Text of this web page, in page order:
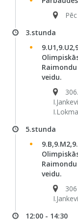
3.stunda
veidu.
5.stunda
veidu.
306
12:00 - 14:30